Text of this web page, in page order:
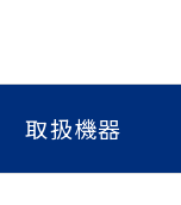
取扱機器